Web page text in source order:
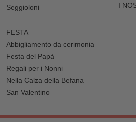
Seggioloni
I
FESTA
Abbigliamento da cerimonia
Festa del Papà
Regali per i Nonni
Nella Calza della Befana
San Valentino